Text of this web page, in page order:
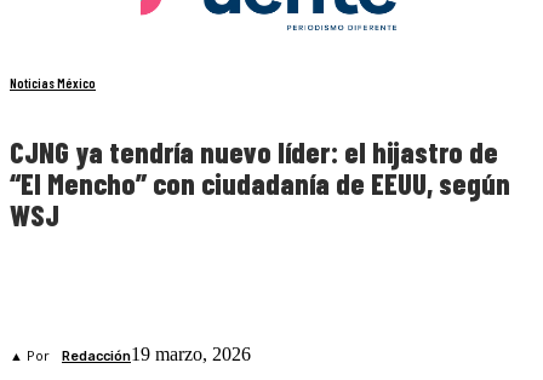
Noticias México
CJNG ya tendría nuevo líder: el hijastro de
“El Mencho” con ciudadanía de EEUU, según
WSJ
▲ Por Redacción19 marzo, 2026